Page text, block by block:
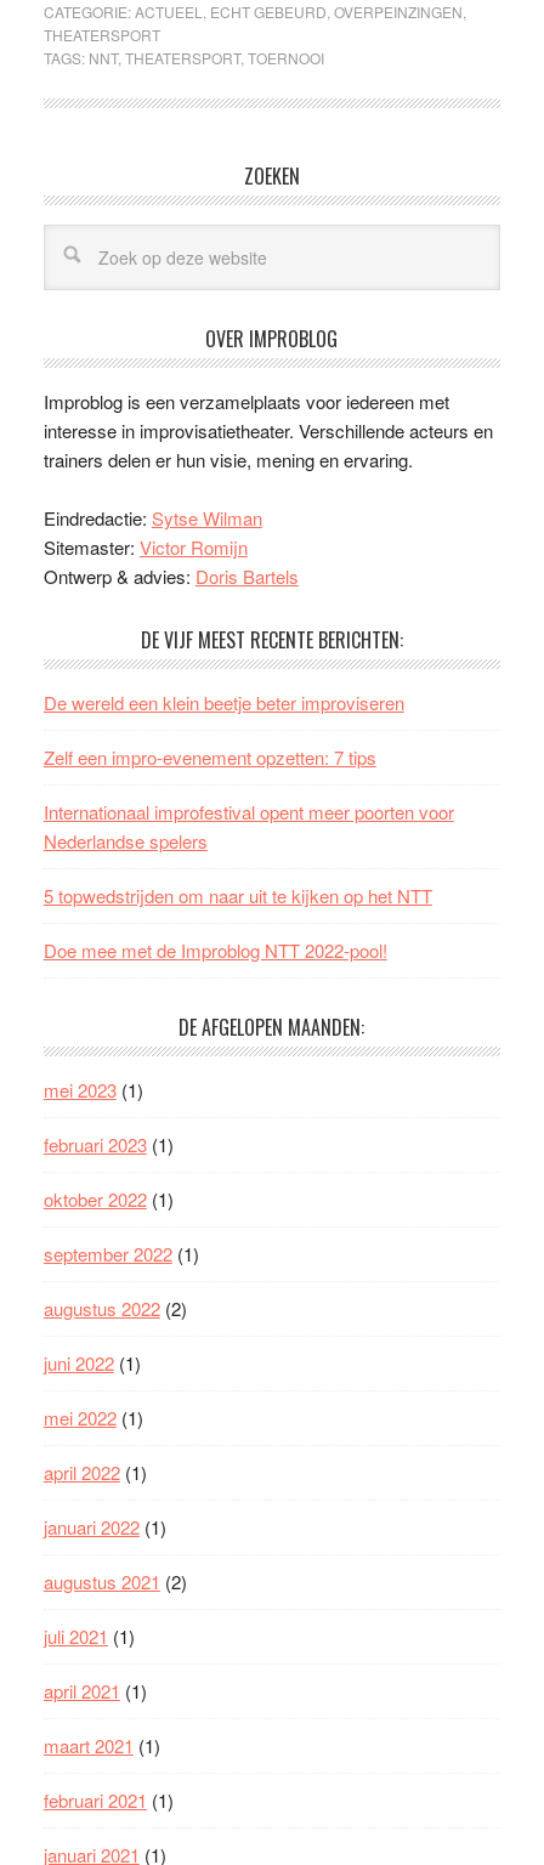
CATEGORIE:ACTUEEL ECHT GEBEURD OVERPEINZINGEN
THEATERSPORT
TAGS: NNT, THEATERSPORT, TOERNOOI
ZOEKEN
OVER IMPROBLOG
Improblog is een verzamelplaats voor iedereen met
interesse in improvisatietheater. Verschillende acteurs en
trainers delen er hun visie, mening en ervaring.
Eindredactie: Sytse Wilman
Sitemaster: Victor Romijn
Ontwerp & advies: Doris Bartels
DE VIJF MEEST RECENTE BERICHTEN:
De wereld een klein beetje beter improviseren
Zelf een impro-evenement opzetten: 7 tips
Internationaal improfestival opent meer poorten voor
Nederlandse spelers
5 topwedstrijden om naar uit te kijken op het NTT
Doe mee met de Improblog NTT 2022-pool!
DE AFGELOPEN MAANDEN:
mei 2023(1)
februari 2023(1)
oktober 2022(1)
september 2022(1)
augustus 2022(2)
juni 2022(1)
mei 2022(1)
april 2022(1)
januari 2022(1)
augustus 2021 (2)
juli 2021 (1)
april 2021 (1)
maart 2021 (1)
februari 2021 (1)
januari 2021 (1)